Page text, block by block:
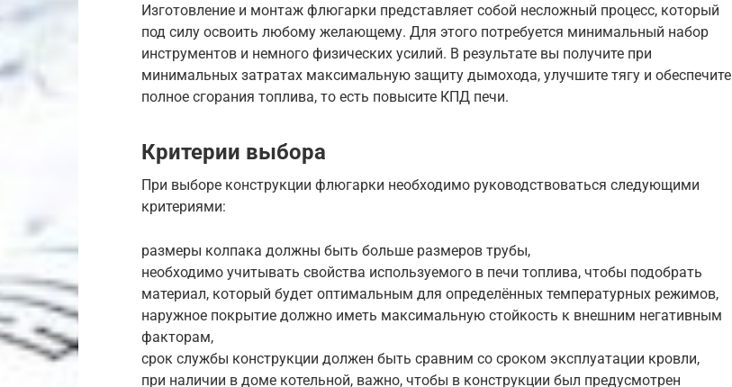
Изготовление и монтаж флюгарки представляет собой несложный процесс, который
под силу освоить любому желающему. Для этого потребуется минимальный набор
инструментов и немного физических усилий. В результате вы получите при
минимальных затратах максимальную защиту дымохода, улучшите тягу и обеспечите
полное сгорания топлива, то есть повысите КПД печи.
Критерии выбора
При выборе конструкции флюгарки необходимо руководствоваться следующими
критериями:
размеры колпака должны быть больше размеров трубы,
необходимо учитывать свойства используемого в печи топлива, чтобы подобрать
материал, который будет оптимальным для определённых температурных режимов,
наружное покрытие должно иметь максимальную стойкость к внешним негативным
факторам,
срок службы конструкции должен быть сравним со сроком эксплуатации кровли,
при наличии в доме котельной, важно, чтобы в конструкции был предусмотрен